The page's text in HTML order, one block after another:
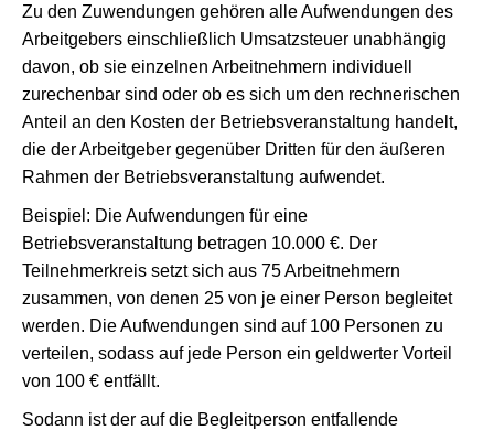
Zu den Zuwendungen gehören alle Aufwendungen des
Arbeitgebers einschließlich Umsatzsteuer unabhängig
davon, ob sie einzelnen Arbeitnehmern individuell
zurechenbar sind oder ob es sich um den rechnerischen
Anteil an den Kosten der Betriebsveranstaltung handelt,
die der Arbeitgeber gegenüber Dritten für den äußeren
Rahmen der Betriebsveranstaltung aufwendet.
Beispiel: Die Aufwendungen für eine
Betriebsveranstaltung betragen 10.000 €. Der
Teilnehmerkreis setzt sich aus 75 Arbeitnehmern
zusammen, von denen 25 von je einer Person begleitet
werden. Die Aufwendungen sind auf 100 Personen zu
verteilen, sodass auf jede Person ein geldwerter Vorteil
von 100 € entfällt.
Sodann ist der auf die Begleitperson entfallende